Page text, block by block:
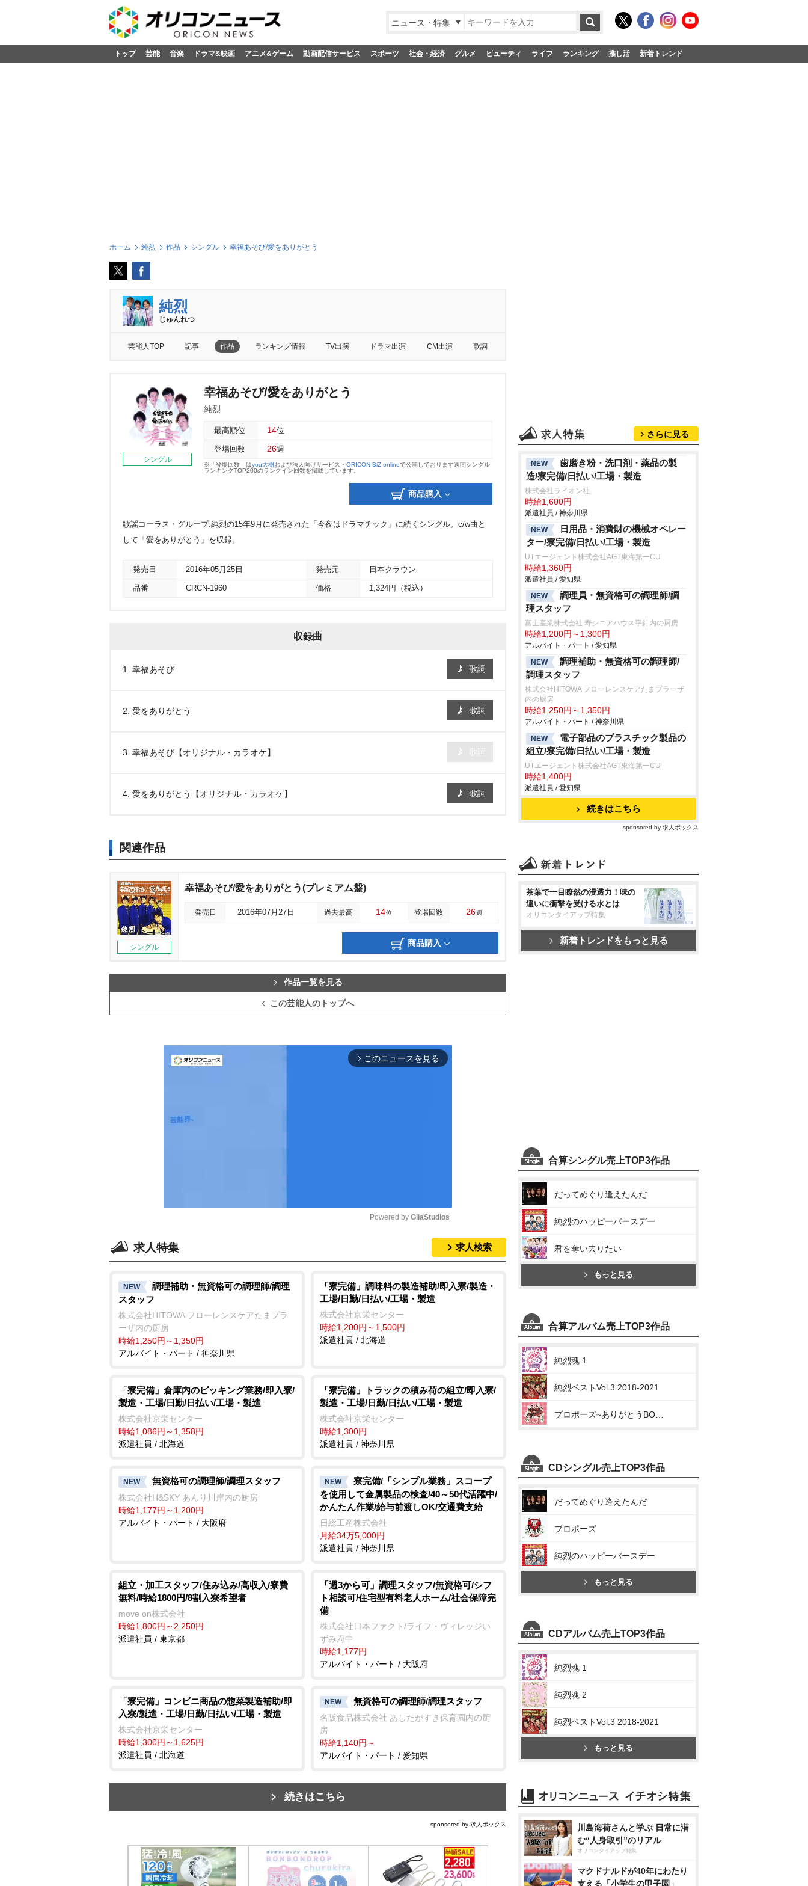
ニュース・特集
トップ 芸能 音楽 ドラマ&映画 アニメ&ゲーム 動画配信サービス スポーツ 社会・経済 グルメ ビューティ ライフ ランキング 推し活 新着トレンド
ホーム 純烈 作品 シングル 幸福あそび/愛をありがとう
純烈
じゅんれつ
芸能人TOP 記事 作品 ランキング情報 TV出演 ドラマ出演 CM出演 歌詞
シングル
幸福あそび/愛をありがとう
純烈
最高順位 14位
登場回数 26週
※「登場回数」はyou大樹および法人向けサービス・ ORICON BiZ onlineで公開しております週間シングル
ランキングTOP200のランクイン回数を掲載しています。
商品購入
歌謡コーラス・グループ:純烈の15年9月に発売された「今夜はドラマチック」に続くシングル。c/w曲と
して「愛をありがとう」を収録。
発売日 2016年05月25日 発売元 日本クラウン
品番 CRCN-1960 価格 1,324円（税込）
収録曲
1. 幸福あそび 歌詞
2. 愛をありがとう 歌詞
3. 幸福あそび【オリジナル・カラオケ】
4. 愛をありがとう【オリジナル・カラオケ】 歌詞
関連作品
シングル
幸福あそび/愛をありがとう(プレミアム盤)
発売日 2016年07月27日 過去最高 14位 登場回数 26週
商品購入
作品一覧を見る
この芸能人のトップへ
arrow_forward_ios このニュースを見る
t
e
Powered by GliaStudios
求人特集 求人検索
NEW
調理補助・無資格可の調理師/調理
スタッフ
株式会社HITOWA フローレンスケアたまプラ
ーザ内の厨房
時給1,250円～1,350円
アルバイト・パート / 神奈川県
「寮完備」調味料の製造補助/即入寮/製造・
工場/日勤/日払い/工場・製造
株式会社京栄センター
時給1,200円～1,500円
派遣社員 / 北海道
「寮完備」倉庫内のピッキング業務/即入寮/
製造・工場/日勤/日払い/工場・製造
株式会社京栄センター
時給1,086円～1,358円
派遣社員 / 北海道
「寮完備」トラックの積み荷の組立/即入寮/
製造・工場/日勤/日払い/工場・製造
株式会社京栄センター
時給1,300円
派遣社員 / 神奈川県
NEW 無資格可の調理師/調理スタッフ
株式会社H&SKY あんり川岸内の厨房
時給1,177円～1,200円
アルバイト・パート / 大阪府
NEW
寮完備/「シンプル業務」スコープ
を使用して金属製品の検査/40～50代活躍中/
かんたん作業/給与前渡しOK/交通費支給
日総工産株式会社
月給34万5,000円
派遣社員 / 神奈川県
組立・加工スタッフ/住み込み/高収入/寮費
無料/時給1800円/8割入寮希望者
move on株式会社
時給1,800円～2,250円
派遣社員 / 東京都
「週3から可」調理スタッフ/無資格可/シフ
ト相談可/住宅型有料老人ホーム/社会保障完
備
株式会社日本ファクト/ライフ・ヴィレッジい
ずみ府中
時給1,177円
アルバイト・パート / 大阪府
「寮完備」コンビニ商品の惣菜製造補助/即
入寮/製造・工場/日勤/日払い/工場・製造
株式会社京栄センター
時給1,300円～1,625円
派遣社員 / 北海道
NEW 無資格可の調理師/調理スタッフ
名阪食品株式会社 あしたがすき保育園内の厨
房
時給1,140円～
アルバイト・パート / 愛知県
続きはこちら
sponsored by 求人ボックス
さらに見る
NEW
歯磨き粉・洗口剤・薬品の製
造/寮完備/日払い/工場・製造
株式会社ライオン社
時給1,600円
派遣社員 / 神奈川県
NEW
日用品・消費財の機械オペレー
ター/寮完備/日払い/工場・製造
UTエージェント株式会社AGT東海第一CU
時給1,360円
派遣社員 / 愛知県
NEW
調理員・無資格可の調理師/調
理スタッフ
富士産業株式会社 寿シニアハウス平針内の厨房
時給1,200円～1,300円
アルバイト・パート / 愛知県
NEW
調理補助・無資格可の調理師/
調理スタッフ
株式会社HITOWA フローレンスケアたまプラーザ
内の厨房
時給1,250円～1,350円
アルバイト・パート / 神奈川県
NEW
電子部品のプラスチック製品の
組立/寮完備/日払い/工場・製造
UTエージェント株式会社AGT東海第一CU
時給1,400円
派遣社員 / 愛知県
続きはこちら
sponsored by 求人ボックス
茶葉で一目瞭然の浸透力！味の
違いに衝撃を受ける水とは
オリコンタイアップ特集
新着トレンドをもっと見る
合算シングル売上TOP3作品
だってめぐり逢えたんだ
純烈のハッピーバースデー
君を奪い去りたい
もっと見る
合算アルバム売上TOP3作品
純烈魂 1
純烈ベストVol.3 2018-2021
CDシングル売上TOP3作品
だってめぐり逢えたんだ
プロポーズ
純烈のハッピーバースデー
もっと見る
CDアルバム売上TOP3作品
純烈魂 1
純烈魂 2
純烈ベストVol.3 2018-2021
もっと見る
川島海荷さんと学ぶ 日常に潜
む“人身取引”のリアル
オリコンタイアップ特集
マクドナルドが40年にわたり
支える「小学生の甲子園」